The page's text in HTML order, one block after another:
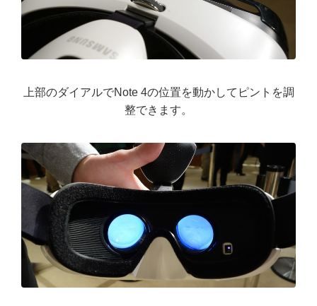
上部のダイアルでNote 4の位置を動かしてピントを調
整できます。